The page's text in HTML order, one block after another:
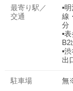
最寄り駅／
交通
▪
線
分
▪
B2
▪
出
駐車場 無